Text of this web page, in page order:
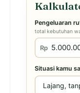
Pengeluaran
total kebutuhan
Rp
Situasi kamu